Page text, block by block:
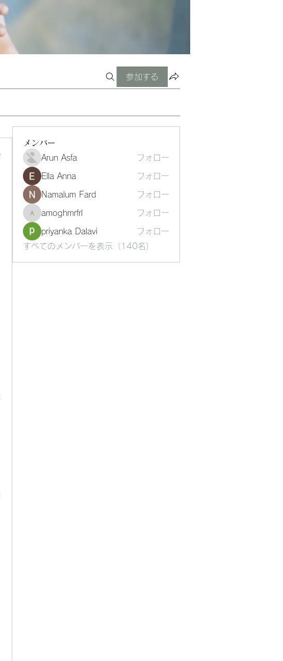
参加する
メンバー
Arun Asfa
フォロー
Ella Anna フォロー
Namalum Fard フォロー
amoghmrfrl
amoghmrfrl フォロー
priyanka Dalavi
フォロー
すべてのメンバーを表示（140名）